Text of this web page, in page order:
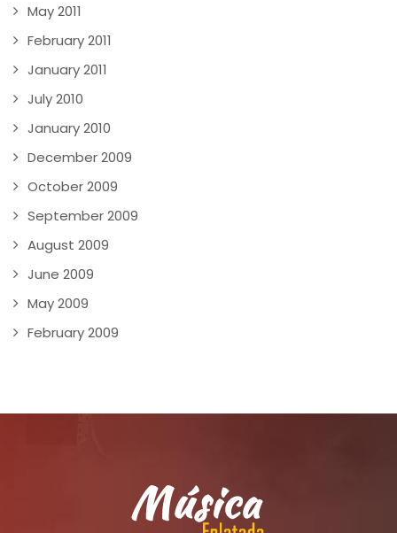
May 2011
February 2011
January 2011
July 2010
January 2010
December 2009
October 2009
September 2009
August 2009
June 2009
May 2009
February 2009